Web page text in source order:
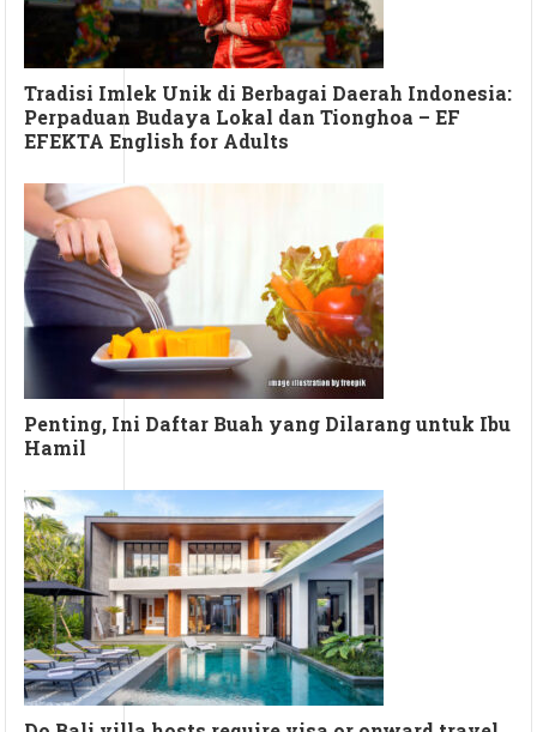
Tradisi Imlek Unik di Berbagai Daerah Indonesia:
Perpaduan Budaya Lokal dan Tionghoa – EF
EFEKTA English for Adults
Penting, Ini Daftar Buah yang Dilarang untuk Ibu
Hamil